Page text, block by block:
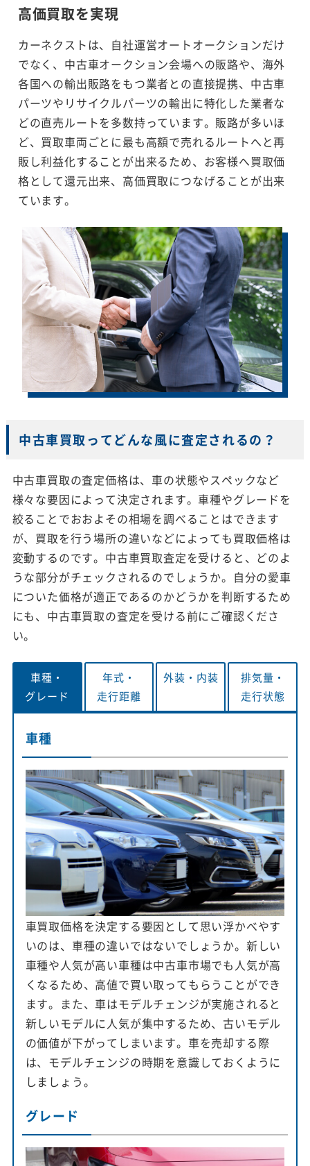
高価買取を実現
カーネクストは、自社運営オートオークションだけ
でなく、中古車オークション会場への販路や、海外
各国への輸出販路をもつ業者との直接提携、中古車
パーツやリサイクルパーツの輸出に特化した業者な
どの直売ルートを多数持っています。販路が多いほ
ど、買取車両ごとに最も高額で売れるルートへと再
販し利益化することが出来るため、お客様へ買取価
格として還元出来、高価買取につなげることが出来
ています。
中古車買取ってどんな風に査定されるの？
中古車買取の査定価格は、車の状態やスペックなど
様々な要因によって決定されます。車種やグレードを
絞ることでおおよその相場を調べることはできます
が、買取を行う場所の違いなどによっても買取価格は
変動するのです。中古車買取査定を受けると、どのよ
うな部分がチェックされるのでしょうか。自分の愛車
についた価格が適正であるのかどうかを判断するため
にも、中古車買取の査定を受ける前にご確認くださ
い。
車種・
グレード
年式・
走行距離
外装・ 内装
排気量・
走行状態
車種
車買取価格を決定する要因として思い浮かべやす
いのは、車種の違いではないでしょうか。新しい
車種や人気が高い車種は中古車市場でも人気が高
くなるため、高値で買い取ってもらうことができ
ます。また、車はモデルチェンジが実施されると
新しいモデルに人気が集中するため、古いモデル
の価値が下がってしまいます。車を売却する際
は、モデルチェンジの時期を意識しておくように
しましょう。
グレード